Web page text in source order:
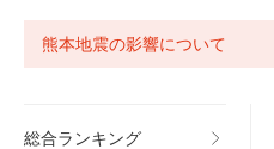
熊本地震の影響について
総合ランキング